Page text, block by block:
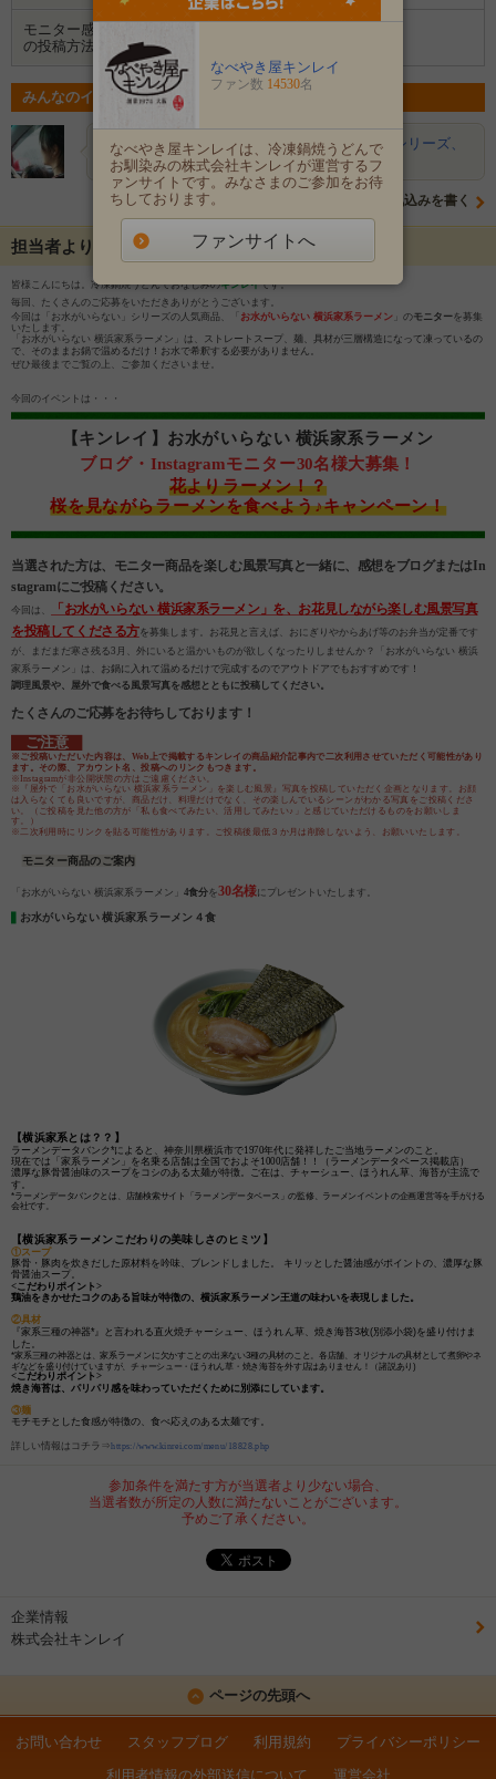
モニター感想
の投稿方法
みんなのイベントの意気込み
maruchibimam… 便利で助かるお水のいらないシリーズ、
一度使うとハマってしまってなかなか抜け…
意気込みを書く
担当者よりメッセージ
皆様こんにちは。冷凍鍋焼うどんでおなじみのキンレイです。
毎回、たくさんのご応募をいただきありがとうございます。
今回は「お水がいらない」シリーズの人気商品、「 お水がいらない 横浜家系ラーメン」のモニターを募集
いたします。
「お水がいらない 横浜家系ラーメン」は、
ストレートスープ、麺、具材が三層構造になって凍っているの
で、そのままお鍋で温めるだけ！お水で希釈する必要がありません。
ぜひ最後までご覧の上、ご参加くださいませ。
今回のイベントは・・・
【キンレイ】お水がいらない 横浜家系ラーメン
ブログ・Instagramモニター30名様大募集！
花よりラーメン！？
桜を見ながらラーメンを食べよう♪キャンペーン！
当選された方は、モニター商品を楽しむ風景写真と一緒に、感想をブログまたはIn
stagramにご投稿ください。
今回は、
「お水がいらない 横浜家系ラーメン」を、お花見しながら楽しむ風景写真
を投稿してくださる方を 募集します。お花見と言えば、おにぎりやからあげ等のお弁当が定番です
が、まだまだ寒さ残る3月、外にいると温かいものが欲しくなったりしませんか？ 「お水がいらない 横浜
家系ラーメン」は、 お鍋に入れて温めるだけで完成するのでアウトドアでもおすすめです！
調理風景や、屋外で食べる風景写真を感想とともに投稿してください。
たくさんのご応募をお待ちしております！
ご注意
※ご投稿いただいた内容は、Web上で掲載するキンレイの商品紹介記事内で二次利用させていただく可能性があり
ます。その際、アカウント名、投稿へのリンクもつきます。
※Instagramが非公開状態の方はご遠慮ください。
※『屋外で「お水がいらない 横浜家系ラーメン」を楽しむ風景』写真を投稿していただく企画となります。お顔
は入らなくても良いですが、商品だけ、料理だけでなく、その楽しんでいるシーンがわかる写真をご投稿くださ
い。（ご投稿を見た他の方が「私も食べてみたい、活用してみたい♪」と感じていただけるものをお願いしま
す。）
※二次利用時にリンクを貼る可能性があります。ご投稿後最低３か月は削除しないよう、お願いいたします。
モニター商品のご案内
「お水がいらない 横浜家系ラーメン」 4食分を30名様にプレゼントいたします。
お水がいらない 横浜家系ラーメン４食
【横浜家系とは？？】
ラーメンデータバンク*によると、神奈川県横浜市で1970年代に発祥したご当地ラーメンのこと。
現在では「家系ラーメン」を名乗る店舗は全国でおよそ1000店舗！！（ラーメンデータベース掲載店）
濃厚な豚骨醤油味のスープをコシのある太麺が特徴。ご在は、チャーシュー、ほうれん草、海苔が主流で
す。
*ラーメンデータバンクとは、店舗検索サイト「ラーメンデータベース 」の監修、ラーメンイベントの企画運営等を手がける
会社です。
【横浜家系ラーメンこだわりの美味しさのヒミツ】
①スープ
豚骨・豚肉を炊きだした原材料を吟味、ブレンドしました。 キリッとした醤油感がポイントの、濃厚な豚
骨醤油スープ。
<こだわりポイント>
鶏油をきかせたコクのある旨味が特徴の、横浜家系ラーメン王道の味わいを表現しました。
②具材
『家系三種の神器*』と言われる直火焼チャーシュー、ほうれん草、焼き海苔3枚(別添小袋)を盛り付けま
した。
*家系三種の神器とは、家系ラーメンに欠かすことの出来ない3種の具材のこと。各店舗、オリジナルの具材として煮卵やネ
ギなどを盛り付けていますが、チャーシュー・ほうれん草・焼き海苔を外す店はありません！（諸説あり)
<こだわりポイント>
焼き海苔は、パリパリ感を味わっていただくために別添にしています。
③麺
モチモチとした食感が特徴の、食べ応えのある太麺です。
詳しい情報はコチラ⇒https://www.kinrei.com/menu/18828.php
参加条件を満たす方が当選者より少ない場合、
当選者数が所定の人数に満たないことがございます。
予めご了承ください。
企業情報
株式会社キンレイ
なべやき屋キンレイ
ファン数 14530名
なべやき屋キンレイは、冷凍鍋焼うどんで
お馴染みの株式会社キンレイが運営するフ
ァンサイトです。みなさまのご参加をお待
ちしております。
ファンサイトへ
ページの先頭へ
お問い合わせ スタッフブログ 利用規約
プライバシーポリシー
利用者情報の外部送信について
運営会社